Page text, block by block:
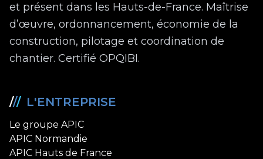
et présent dans les Hauts-de-France. Maîtrise
d’œuvre, ordonnancement, économie de la
construction, pilotage et coordination de
chantier. Certifié OPQIBI.
/// L'ENTREPRISE
Le groupe APIC
APIC Normandie
APIC Hauts de France